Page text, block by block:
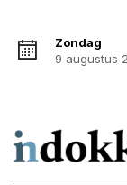
Zondag
9 augustus